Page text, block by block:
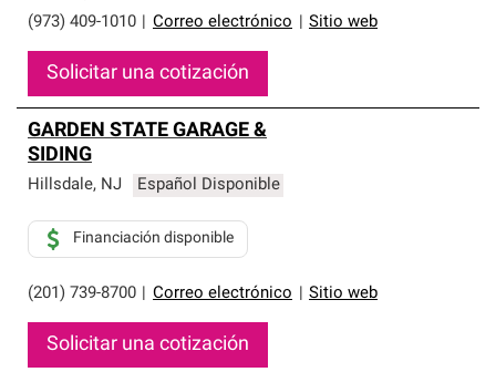
(973) 409-1010
Correo electrónico Sitio web
Solicitar una cotización
GARDEN STATE GARAGE &
SIDING
Hillsdale, NJ Español Disponible
(201) 739-8700 Correo electrónico Sitio web
Financiación disponible
Solicitar una cotización